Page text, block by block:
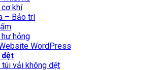
cơ khí
– Bảo trì
hỏng
WordPress
dệt
túi vải không dệt